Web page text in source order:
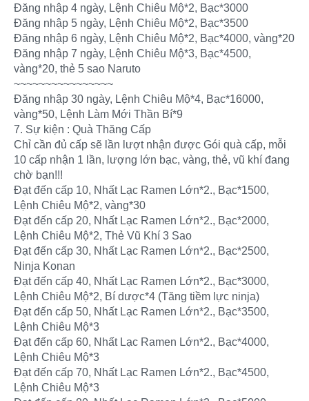
Đăng nhập 4 ngày, Lệnh Chiêu Mộ*2, Bạc*3000
Đăng nhập 5 ngày, Lệnh Chiêu Mộ*2, Bạc*3500
Đăng nhập 6 ngày, Lệnh Chiêu Mộ*2, Bạc*4000, vàng*20
Đăng nhập 7 ngày, Lệnh Chiêu Mộ*3, Bạc*4500,
vàng*20, thẻ 5 sao Naruto
~~~~~~~~~~~~~~~~
Đăng nhập 30 ngày, Lệnh Chiêu Mộ*4, Bạc*16000,
vàng*50, Lệnh Làm Mới Thần Bí*9
7. Sự kiện : Quà Thăng Cấp
Chỉ cần đủ cấp sẽ lần lượt nhận được Gói quà cấp, mỗi
10 cấp nhận 1 lần, lượng lớn bạc, vàng, thẻ, vũ khí đang
chờ bạn!!!
Đạt đến cấp 10, Nhất Lạc Ramen Lớn*2., Bạc*1500,
Lệnh Chiêu Mộ*2, vàng*30
Đạt đến cấp 20, Nhất Lạc Ramen Lớn*2., Bạc*2000,
Lệnh Chiêu Mộ*2, Thẻ Vũ Khí 3 Sao
Đạt đến cấp 30, Nhất Lạc Ramen Lớn*2., Bạc*2500,
Ninja Konan
Đạt đến cấp 40, Nhất Lạc Ramen Lớn*2., Bạc*3000,
Lệnh Chiêu Mộ*2, Bí dược*4 (Tăng tiềm lực ninja)
Đạt đến cấp 50, Nhất Lạc Ramen Lớn*2., Bạc*3500,
Lệnh Chiêu Mộ*3
Đạt đến cấp 60, Nhất Lạc Ramen Lớn*2., Bạc*4000,
Lệnh Chiêu Mộ*3
Đạt đến cấp 70, Nhất Lạc Ramen Lớn*2., Bạc*4500,
Lệnh Chiêu Mộ*3